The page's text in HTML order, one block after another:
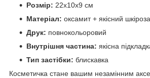
Розмір: 22х10х9 см
Матеріал: оксамит + якісний
Друк: повнокольоровий
Внутрішня частина: якісна
Тип застібки: блискавка
Косметичка стане вашим незамінним